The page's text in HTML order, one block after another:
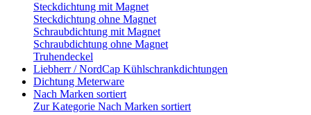
Steckdichtung mit Magnet
Steckdichtung ohne Magnet
Schraubdichtung mit Magnet
Schraubdichtung ohne Magnet
Truhendeckel
Liebherr / NordCap Kühlschrankdichtungen
Dichtung Meterware
Nach Marken sortiert
Zur Kategorie Nach Marken sortiert